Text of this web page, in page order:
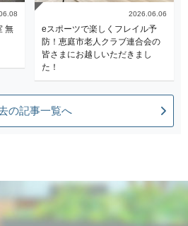
無
2026.06.06
eスポーツで楽しくフレイル予
防！恵庭市老人クラブ連合会の
皆さまにお越しいただきまし
た！
の記事一覧へ